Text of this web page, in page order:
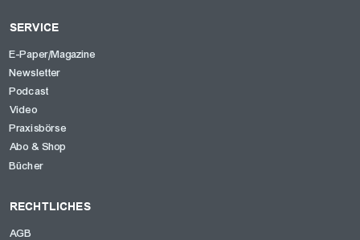
SERVICE
E-Paper/Magazine
Newsletter
Podcast
Video
Praxisbörse
Abo & Shop
Bücher
RECHTLICHES
AGB